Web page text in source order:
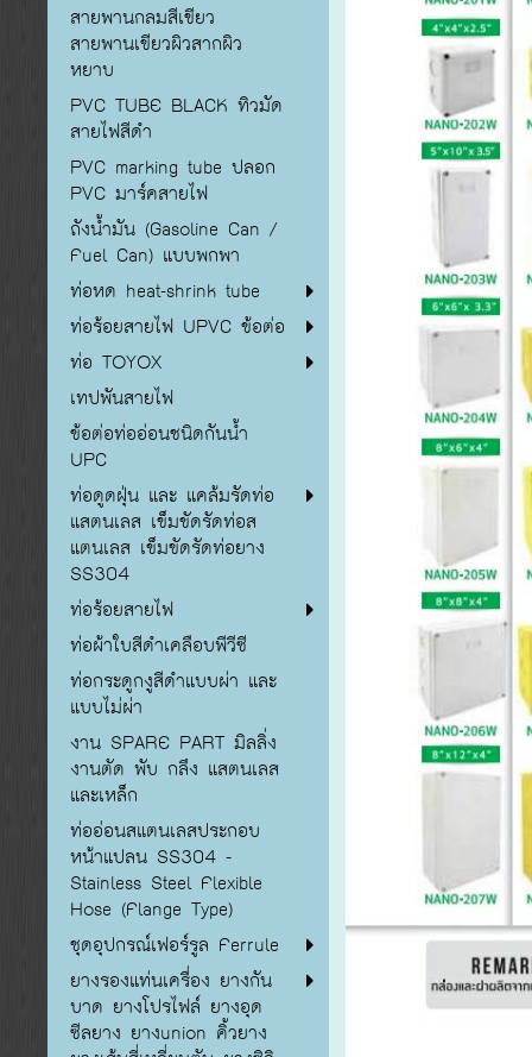
สายพานกลมสีเขียว
สายพานเขียวผิวสากผิว
หยาบ
PVC TUBE BLACK ทิวมัด
สายไฟสีดำ
PVC marking tube ปลอก
PVC มาร์คสายไฟ
ถังน้ำมัน (Gasoline Can /
Fuel Can) แบบพกพา
ท่อหด heat-shrink tube
ท่อร้อยสายไฟ UPVC ข้อต่อ
ท่อ TOYOX
เทปพันสายไฟ
ข้อต่อท่ออ่อนชนิดกันน้ำ
UPC
ท่อดูดฝุ่น และ แคล้มรัดท่อ
แสตนเลส เข็มขัดรัดท่อส
แตนเลส เข็มขัดรัดท่อยาง
SS304
ท่อร้อยสายไฟ
ท่อผ้าใบสีดำเคลือบพีวีซี
ท่อกระดูกงูสีดำแบบผ่า และ
แบบไม่ผ่า
งาน SPARE PART มิลลิ่ง
งานตัด พับ กลึง แสตนเลส
และเหล็ก
ท่ออ่อนสแตนเลสประกอบ
หน้าแปลน SS304 -
Stainless Steel Flexible
Hose (Flange Type)
ชุดอุปกรณ์เฟอร์รูล Ferrule
ยางรองแท่นเครื่อง ยางกัน
บาด ยางโปรไฟล์ ยางอุด
ซีลยาง ยางunion คิ้วยาง